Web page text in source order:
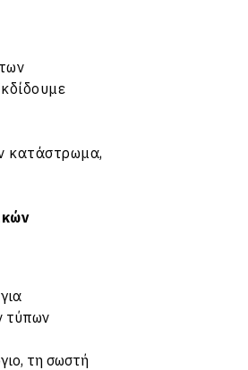
κατάστρωμα,
τύπων
τη σωστή